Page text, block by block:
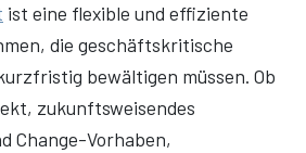
ist eine flexible und effiziente
die geschäftskritische
bewältigen müssen. Ob
zukunftsweisendes
Change-Vorhaben,